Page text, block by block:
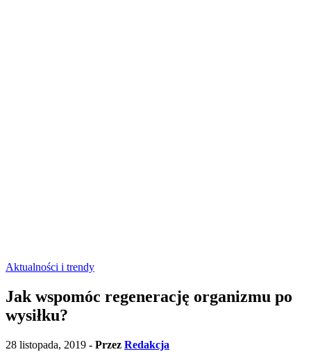
Aktualności i trendy
Jak wspomóc regenerację organizmu po
wysiłku?
28 listopada, 2019 - Przez Redakcja